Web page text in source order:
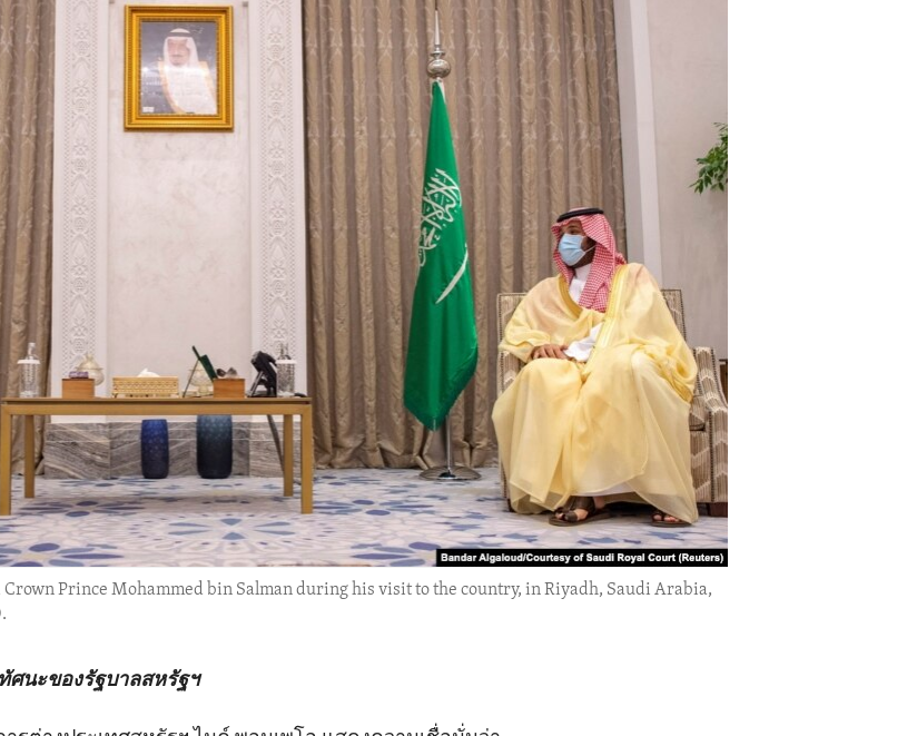
Prince Mohammed bin Salman during his visit to the country, in Riyadh, Saudi Arabia,
นะของรัฐบาลสหรัฐฯ